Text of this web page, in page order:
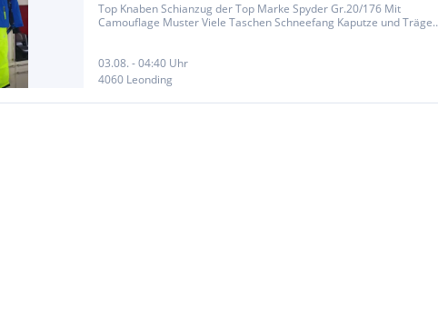
Top Knaben Schianzug der Top Marke Spyder Gr.20/176 Mit
Camouflage Muster Viele Taschen Schneefang Kaputze und Träger
besichtigt...
03.08. - 04:40 Uhr
4060 Leonding